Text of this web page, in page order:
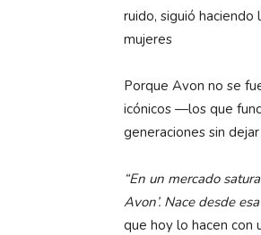
ruido, siguió
mujeres
Porque Avon no se
icónicos —los que
generaciones sin
“En un mercado
Avon’. Nace desde
que hoy lo hacen con